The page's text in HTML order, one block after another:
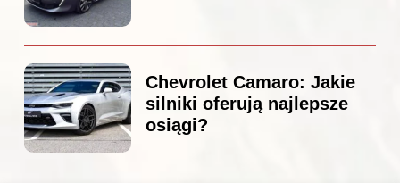
Chevrolet Camaro: Jakie
silniki oferują najlepsze
osiągi?